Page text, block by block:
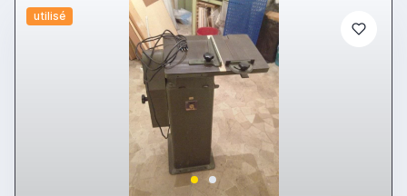
utilisé